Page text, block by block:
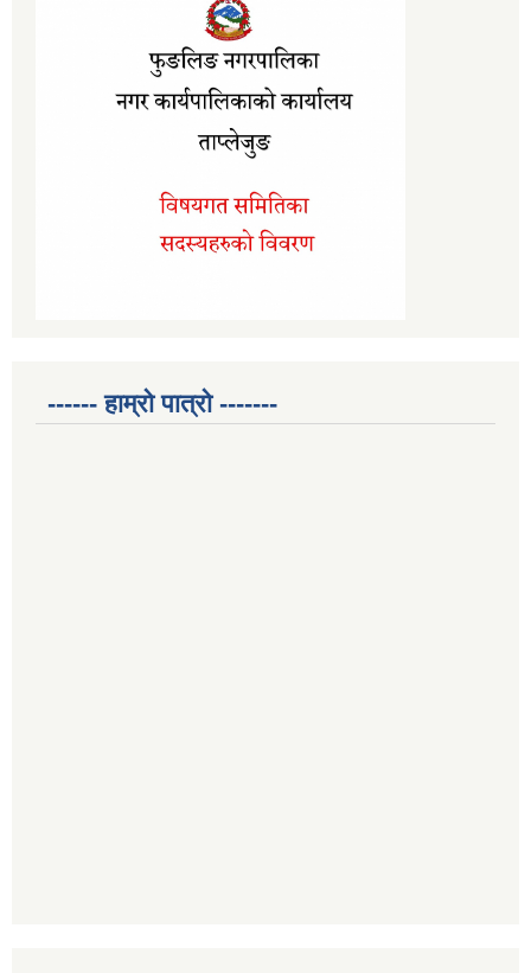
------ हाम्रो पात्रो -------